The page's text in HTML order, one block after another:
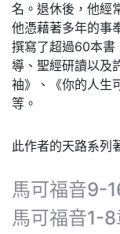
名。退休後，他經
他憑藉著多年的事
撰寫了超過60本書
導、聖經研讀以及
袖》、《你的人生
等。
此作者的天路系列
馬可福音9-
馬可福音1-8